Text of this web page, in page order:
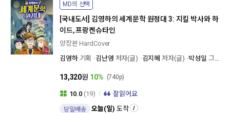
MD의 선택
[국내도서] 김영하의 세계문학 원정대 3: 지킬 박사와 하
이드, 프랑켄슈타인
양장본 HardCover
김영하 기획 김난영 저자(글) 김지혜 저자(글) 박성일 그림/만화
13,320원 10% (740p)
10.0 (19) 잘읽어요
당일배송 오늘(일) 도착